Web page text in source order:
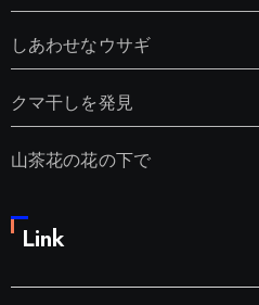
しあわせなウサギ
クマ干しを発見
山茶花の花の下で
Link